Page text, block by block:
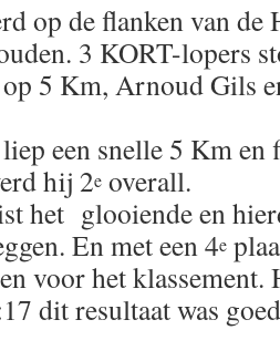
op de flanken van de
3 KORT-lopers
5 Km, Arnoud Gils
een snelle 5 Km en
hij 2e overall.
het glooiende en
En met een 4e
voor het
dit resultaat was